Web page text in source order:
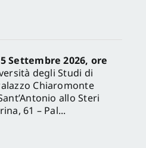
Settembre 2026, ore
degli Studi di
Chiaromonte
allo Steri
61 – Pal...